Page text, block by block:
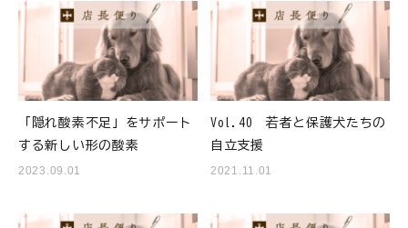
「隠れ酸素不足」をサポート
する新しい形の酸素
2023.09.01
Vol.40 若者と保護犬たちの
自立支援
2021.11.01